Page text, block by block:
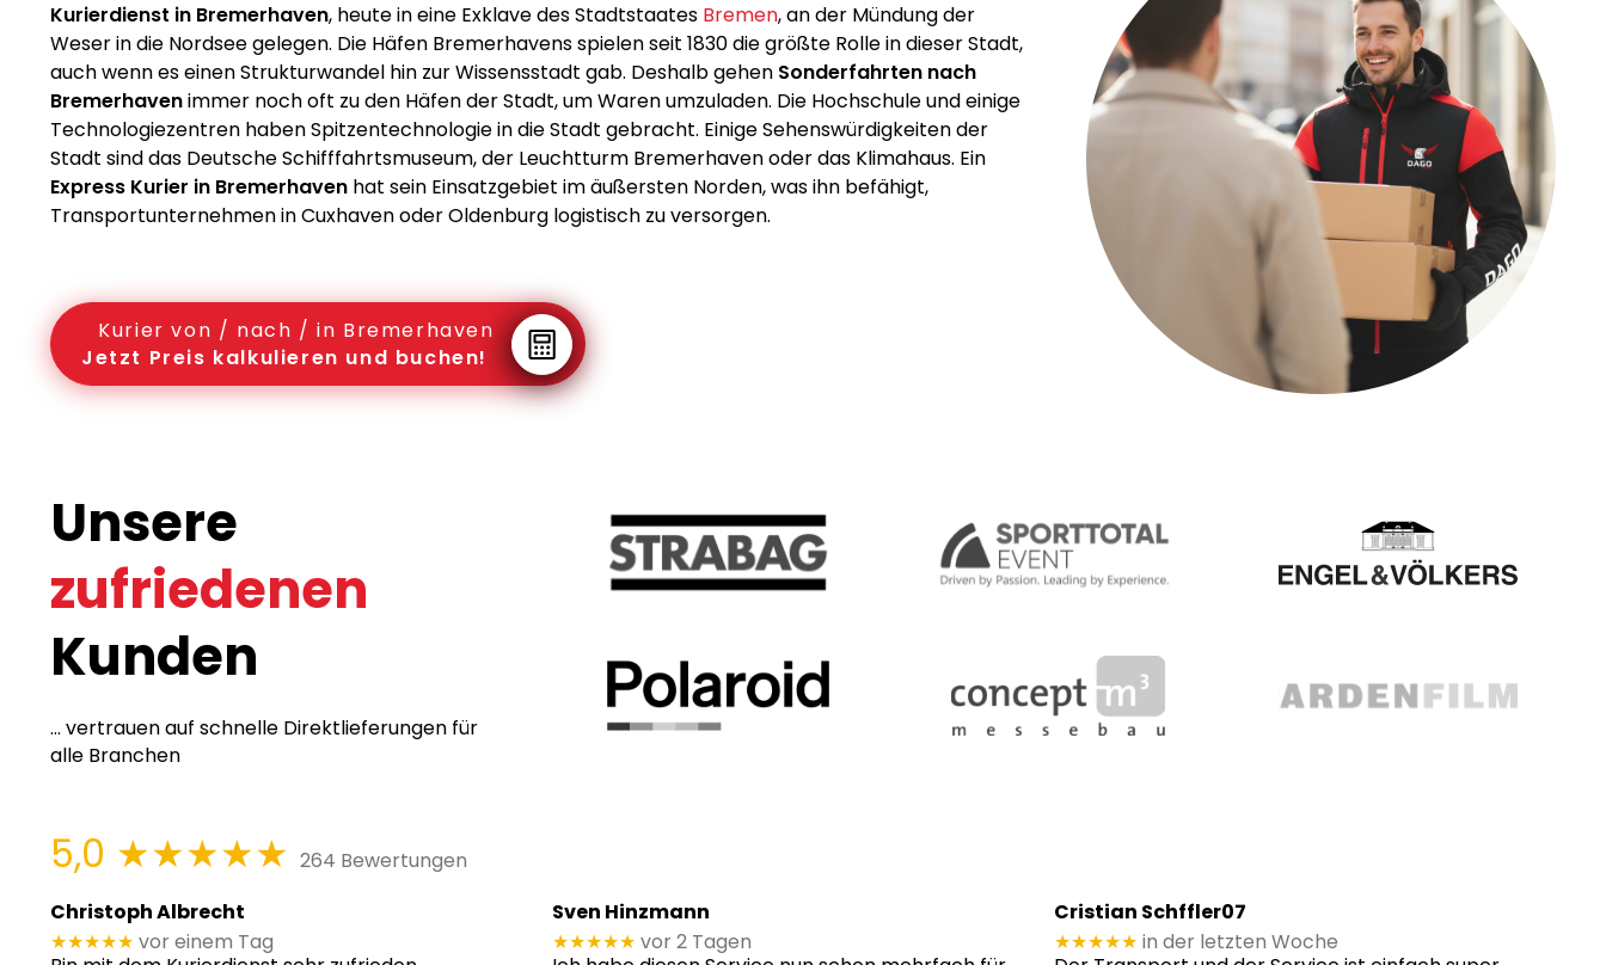
Kurierdienst in Bremerhaven, heute in eine Exklave des Stadtstaates Bremen, an der Mündung der
Weser in die Nordsee gelegen. Die Häfen Bremerhavens spielen seit 1830 die größte Rolle in dieser Stadt,
auch wenn es einen Strukturwandel hin zur Wissensstadt gab. Deshalb gehen Sonderfahrten nach
Bremerhavenimmer noch oft zu den Häfen der Stadt, um Waren umzuladen. Die Hochschule und einige
Technologiezentren haben Spitzentechnologie in die Stadt gebracht. Einige Sehenswürdigkeiten der
Stadt sind das Deutsche Schifffahrtsmuseum, der Leuchtturm Bremerhaven oder das Klimahaus. Ein
Express Kurier in Bremerhaven hat sein Einsatzgebiet im äußersten Norden, was ihn befähigt,
Transportunternehmen in Cuxhaven oder Oldenburg logistisch zu versorgen.
Kurier von / nach / in Bremerhaven
Jetzt Preis kalkulieren und buchen!
Unsere
zufriedenen
Kunden
... vertrauen auf schnelle Direktlieferungen für
alle Branchen
5,0 ★★★★★ 264 Bewertungen
Christoph Albrecht
★★★★★ vor einem Tag
Sven Hinzmann
★★★★★ vor 2 Tagen
Cristian Schffler07
★★★★★ in der letzten Woche